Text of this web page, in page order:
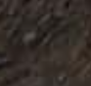
familie og
borde og
åbne for